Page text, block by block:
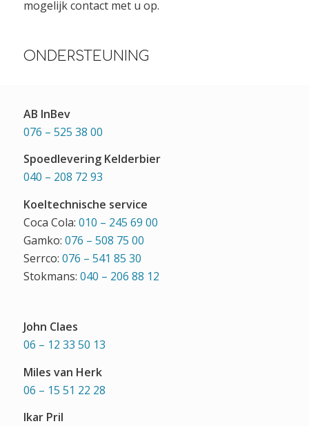
mogelijk contact met u op.
ONDERSTEUNING
AB InBev
076 – 525 38 00
Spoedlevering Kelderbier
040 – 208 72 93
Koeltechnische service
Coca Cola: 010 – 245 69 00
Gamko: 076 – 508 75 00
Serrco: 076 – 541 85 30
Stokmans: 040 – 206 88 12
John Claes
06 – 12 33 50 13
Miles van Herk
06 – 15 51 22 28
Ikar Pril